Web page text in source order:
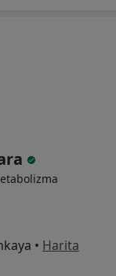
• Harita